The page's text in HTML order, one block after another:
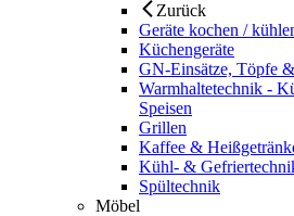
Zurück
Geräte kochen /
Küchengeräte
GN-Einsätze, Töpfe
Warmhaltetechnik -
Speisen
Grillen
Kaffee &
Kühl- &
Spültechnik
Möbel